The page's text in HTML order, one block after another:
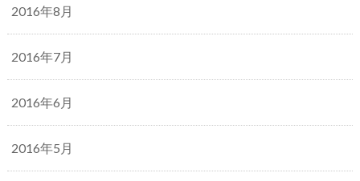
2016年8月
2016年7月
2016年6月
2016年5月